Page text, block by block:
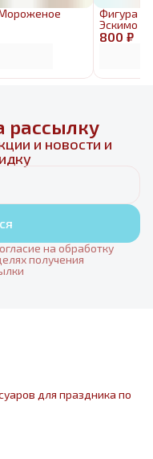
800 ₽
Фигура
Эскимо
рассылку
и новости и
на обработку
получения
для праздника по